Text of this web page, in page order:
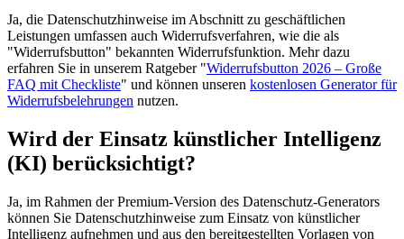
Ja, die Datenschutzhinweise im Abschnitt zu geschäftlichen
Leistungen umfassen auch Widerrufsverfahren, wie die als
"Widerrufsbutton" bekannten Widerrufsfunktion. Mehr dazu
erfahren Sie in unserem Ratgeber "Widerrufsbutton 2026 – Große
FAQ mit Checkliste" und können unseren kostenlosen Generator für
Widerrufsbelehrungen nutzen.
Wird der Einsatz künstlicher Intelligenz
(KI) berücksichtigt?
Ja, im Rahmen der Premium-Version des Datenschutz-Generators
können Sie Datenschutzhinweise zum Einsatz von künstlicher
Intelligenz aufnehmen und aus den bereitgestellten Vorlagen von